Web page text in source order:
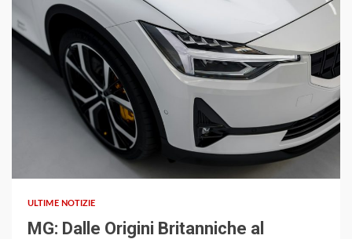
ULTIME NOTIZIE
MG: Dalle Origini Britanniche al